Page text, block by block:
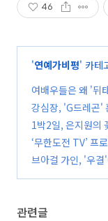
46
'연예가비평' 카테
여배우들은 왜 '뒤
강심장, 'G드레곤'
1박2일, 은지원의
‘무한도전 TV’ 프
브아걸 가인, '우
관련글